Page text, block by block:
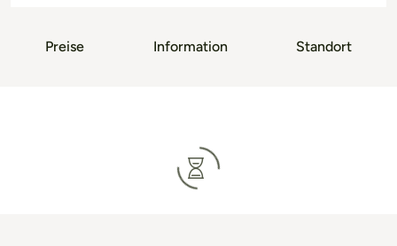
Preise Information Standort